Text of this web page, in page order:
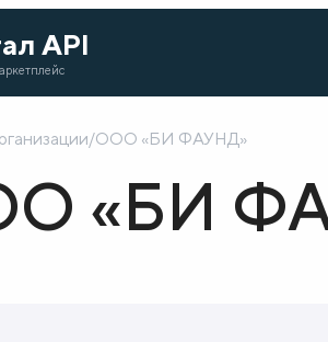
API
/ООО «БИ ФАУНД»
«БИ